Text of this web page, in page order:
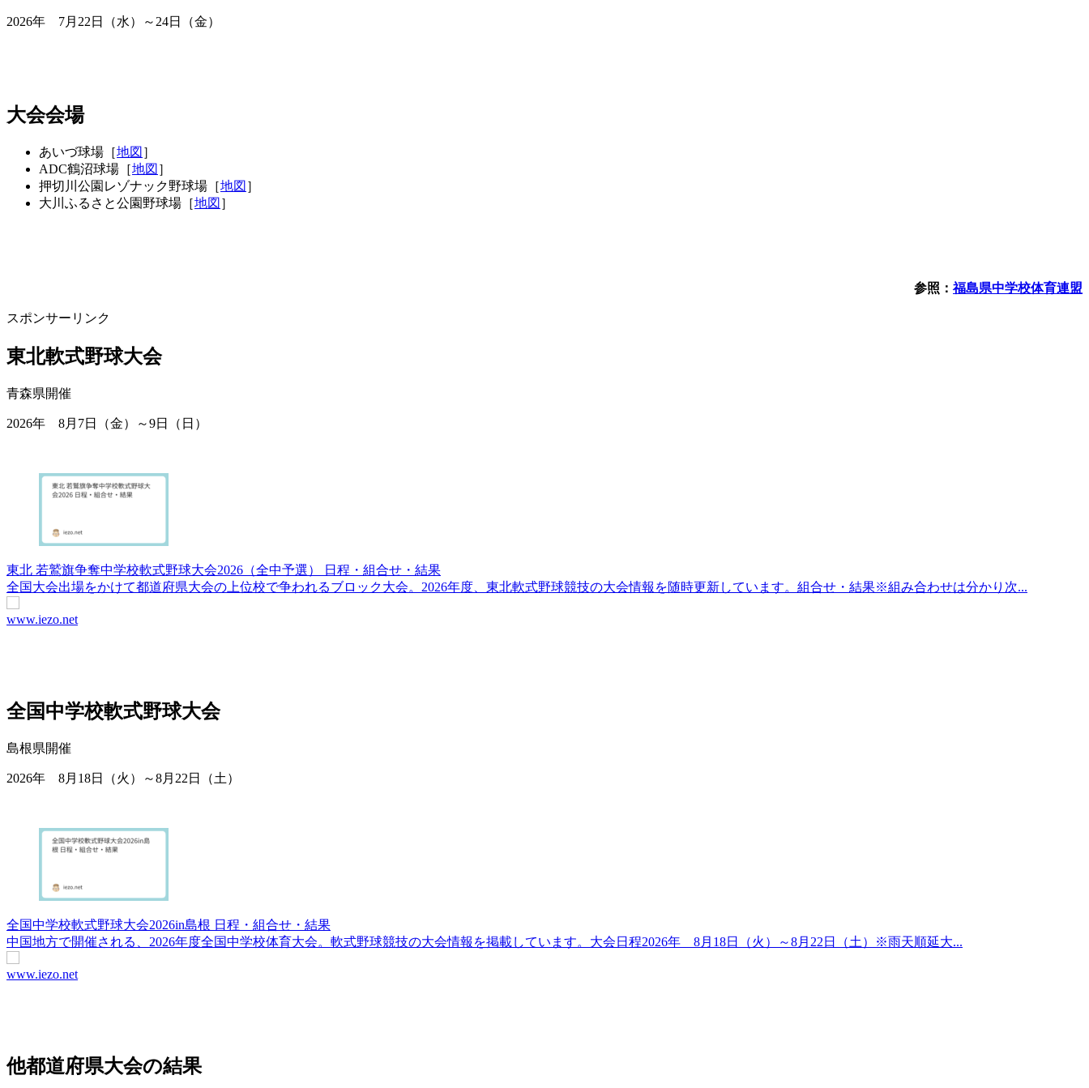
2026年 7月22日（水）～24日（金）
大会会場
あいづ球場［地図 ］
ADC鶴沼球場［地図 ］
押切川公園レゾナック野球場［地図 ］
大川ふるさと公園野球場［地図 ］
参照：福島県中学校体育連盟
スポンサーリンク
東北軟式野球大会
青森県開催
2026年 8月7日（金）～9日（日）
東北 若鷲旗争奪中学校軟式野球大会2026（全中予選） 日程・組合せ・結果
全国大会出場をかけて都道府県大会の上位校で争われるブロック大会。2026年度、東北軟式野球競技の大会情報を随時更新しています。組合せ・結果※組み合わせは分かり次...
www.iezo.net
全国中学校軟式野球大会
島根県開催
2026年 8月18日（火）～8月22日（土）
全国中学校軟式野球大会2026in島根 日程・組合せ・結果
中国地方で開催される、2026年度全国中学校体育大会。軟式野球競技の大会情報を掲載しています。大会日程2026年 8月18日（火）～8月22日（土）※雨天順延大...
www.iezo.net
他都道府県大会の結果